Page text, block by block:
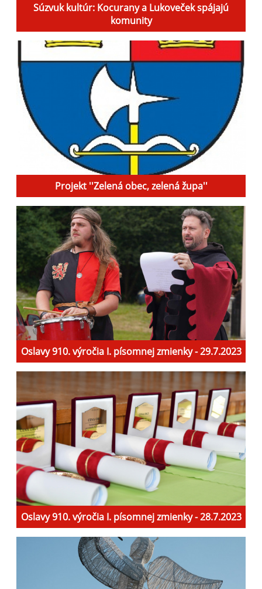
Súzvuk kultúr: Kocurany a Lukoveček spájajú
komunity
Projekt ''Zelená obec, zelená župa''
Oslavy 910. výročia I. písomnej zmienky - 29.7.2023
Oslavy 910. výročia I. písomnej zmienky - 28.7.2023